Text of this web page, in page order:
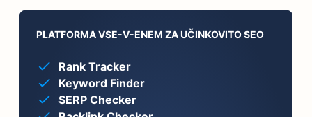
PLATFORMA VSE-V-ENEM ZA UČINKOVITO SEO
Rank Tracker
Keyword Finder
SERP Checker